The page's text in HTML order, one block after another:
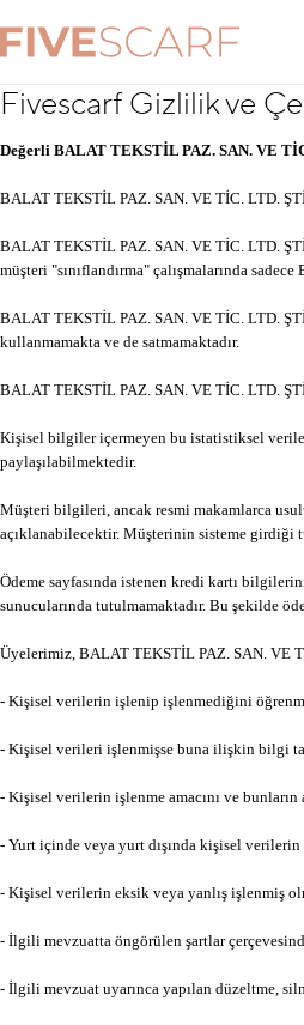
Fivescarf Gizlilik ve
Değerli BALAT TEKSTİL PAZ. SAN. VE
BALAT TEKSTİL PAZ. SAN. VE TİC. LTD.
BALAT TEKSTİL PAZ. SAN. VE TİC. LTD.
müşteri "sınıflandırma" çalışmalarında
BALAT TEKSTİL PAZ. SAN. VE TİC. LTD.
kullanmamakta ve de satmamaktadır.
BALAT TEKSTİL PAZ. SAN. VE TİC. LTD.
Kişisel bilgiler içermeyen bu istatistiksel
paylaşılabilmektedir.
Müşteri bilgileri, ancak resmi makamlarca
açıklanabilecektir. Müşterinin sisteme girdiği
Ödeme sayfasında istenen kredi kartı
sunucularında tutulmamaktadır. Bu şekilde
Üyelerimiz, BALAT TEKSTİL PAZ. SAN. VE
- Kişisel verilerin işlenip işlenmediğini
- Kişisel verileri işlenmişse buna ilişkin bilgi
- Kişisel verilerin işlenme amacını ve bunların
- Yurt içinde veya yurt dışında kişisel
- Kişisel verilerin eksik veya yanlış işlenmiş
- İlgili mevzuatta öngörülen şartlar
- İlgili mevzuat uyarınca yapılan düzeltme,